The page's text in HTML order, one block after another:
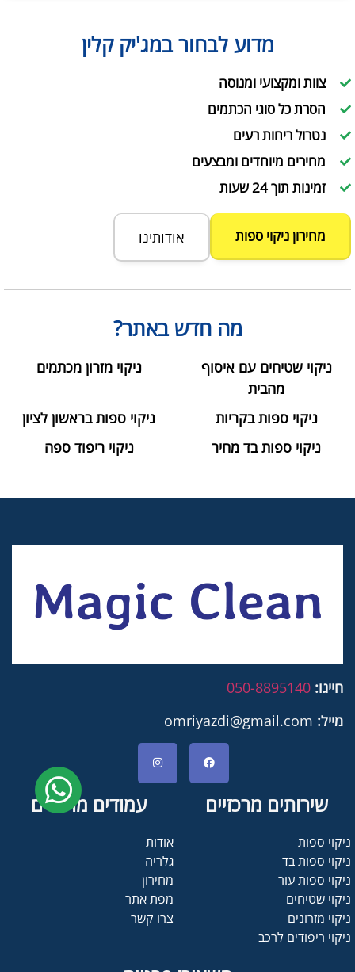
מדוע לבחור במג'יק קלין
צוות ומקצועי ומנוסה
הסרת כל סוגי הכתמים
נטרול ריחות רעים
מחירים מיוחדים ומבצעים
זמינות תוך 24 שעות
מחירון ניקוי ספות אודותינו
מה חדש באתר?
ניקוי שטיחים עם איסוף
מהבית
ניקוי מזרון מכתמים
ניקוי ספות בקריות
ניקוי ספות בראשון לציון
ניקוי ספות בד מחיר
ניקוי ריפוד ספה
חייגו: 050-8895140
מייל:omriyazdi@gmail.com
שירותים מרכזיים
ניקוי ספות
ניקוי ספות בד
ניקוי ספות עור
ניקוי שטיחים
ניקוי מזרונים
ניקוי ריפודים לרכב
עמודים מרכזיים
אודות
גלריה
מחירון
מפת אתר
צרו קשר